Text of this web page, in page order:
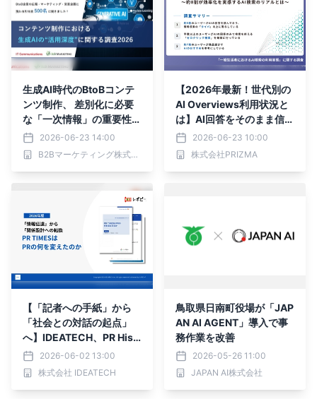
生成AI時代のBtoBコンテ
ンツ制作、 差別化に必要
な「一次情報」の重要性が
浮き彫りに
2026-06-23 14:00
B2Bマーケティング株式会社
【2026年最新！世代別の
AI Overviews利用状況と
は】AI回答をそのまま信じ
やすい世代や「サイトに飛
ばない」検索行動のリアル
を徹底調査！
2026-06-23 10:00
株式会社PRIZMA
【「記者への手紙」から
「社会との対話の起点」
へ】IDEATECH、PR Hist
ory Report 2026「PR TI
MESはPRの何を変えたの
か【2026年版】」を無料
2026-06-02 13:00
株式会社 IDEATECH
鳥取県日南町役場が「JAP
AN AI AGENT」導入で事
務作業を改善
2026-05-26 11:00
JAPAN AI株式会社